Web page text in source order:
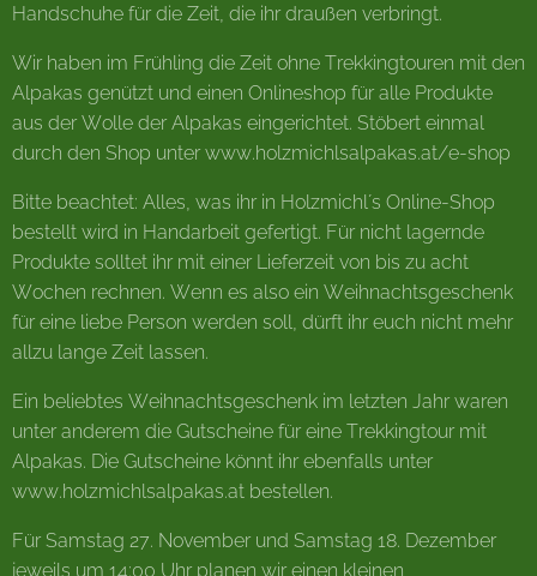
Handschuhe für die Zeit, die ihr draußen verbringt.
Wir haben im Frühling die Zeit ohne Trekkingtouren mit den
Alpakas genützt und einen Onlineshop für alle Produkte
aus der Wolle der Alpakas eingerichtet. Stöbert einmal
durch den Shop unter www.holzmichlsalpakas.at/e-shop
Bitte beachtet: Alles, was ihr in Holzmichl´s Online-Shop
bestellt wird in Handarbeit gefertigt. Für nicht lagernde
Produkte solltet ihr mit einer Lieferzeit von bis zu acht
Wochen rechnen. Wenn es also ein Weihnachtsgeschenk
für eine liebe Person werden soll, dürft ihr euch nicht mehr
allzu lange Zeit lassen.
Ein beliebtes Weihnachtsgeschenk im letzten Jahr waren
unter anderem die Gutscheine für eine Trekkingtour mit
Alpakas. Die Gutscheine könnt ihr ebenfalls unter
www.holzmichlsalpakas.at bestellen.
Für Samstag 27. November und Samstag 18. Dezember
jeweils um 14:00 Uhr planen wir einen kleinen